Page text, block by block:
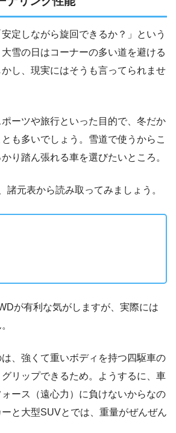
定しながら旋回できるか？」という
雪の日はコーナーの多い道を避ける
し、現実にはそうも言ってられませ
ーツや旅行といった目的で、冬だか
も多いでしょう。雪道で使うからこ
り踏ん張れる車を選びたいところ。
諸元表から読み取ってみましょう。
が有利な気がしますが、実際には
、強くて重いボディを持つ四駆車の
リップできるため。ようするに、車
ース（遠心力）に負けないからなの
と大型SUVとでは、重量がぜんぜん